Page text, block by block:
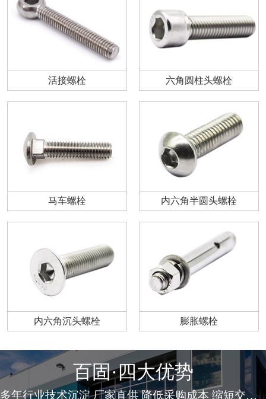
活接螺栓 六角圆柱头螺栓
马车螺栓 内六角半圆头螺栓
内六角沉头螺栓 膨胀螺栓
百固·四大优势
多年行业技术沉淀 厂家直供 降低采购成本 缩短交货周期